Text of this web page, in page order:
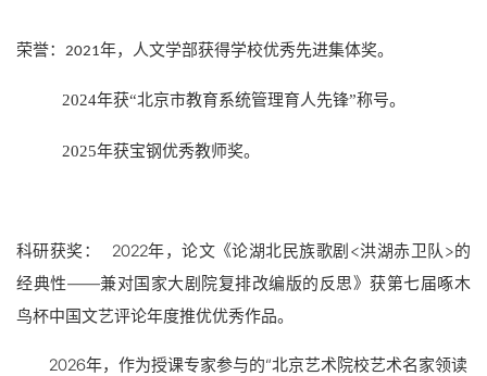
荣誉： 2021年，人文学部获得学校优秀先进集体奖。
2024年获“北京市教育系统管理育人先锋”称号。
2025年获宝钢优秀教师奖。
科研获奖： 2022年，论文《论湖北民族歌剧<洪湖赤卫队>的
经典性——兼对国家大剧院复排改编版的反思》获第七届啄木
鸟杯中国文艺评论年度推优优秀作品。
2026年，作为授课专家参与的“北京艺术院校艺术名家领读